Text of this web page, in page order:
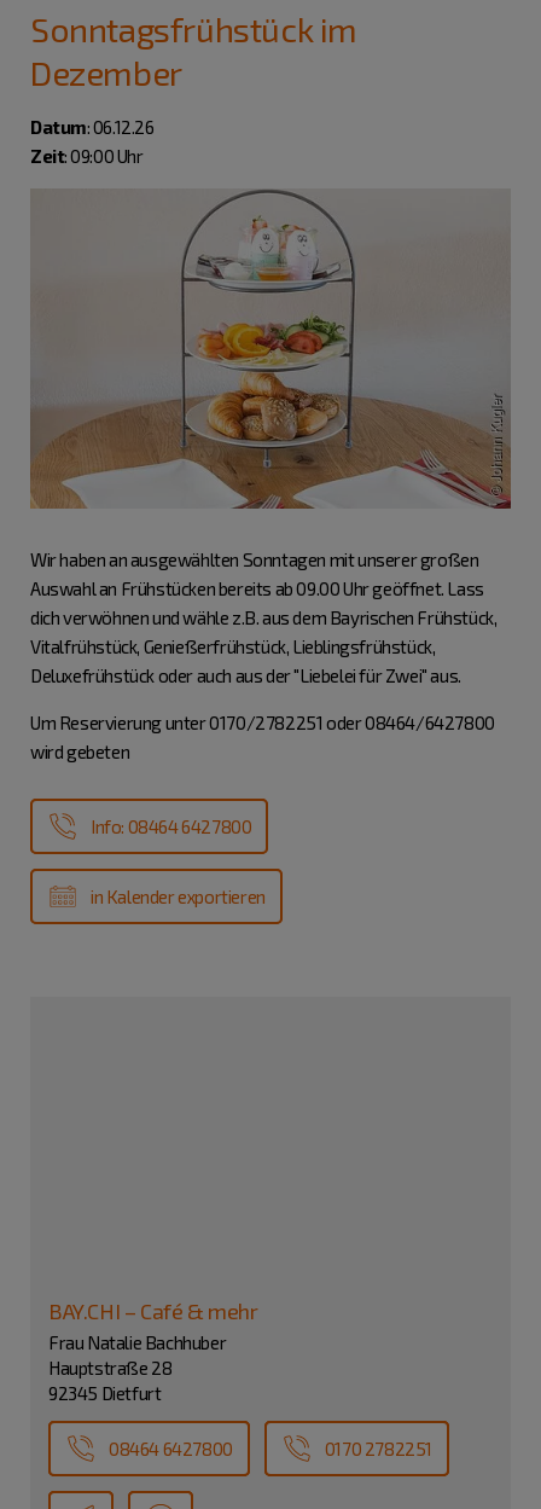
Sonntagsfrühstück im
Dezember
Datum: 06.12.26
Zeit: 09:00 Uhr
Wir haben an ausgewählten Sonntagen mit unserer großen
Auswahl an Frühstücken bereits ab 09.00 Uhr geöffnet. Lass
dich verwöhnen und wähle z.B. aus dem Bayrischen Frühstück,
Vitalfrühstück, Genießerfrühstück, Lieblingsfrühstück,
Deluxefrühstück oder auch aus der "Liebelei für Zwei" aus.
Um Reservierung unter 0170/2782251 oder 08464/6427800
wird gebeten
Info: 08464 6427800
in Kalender exportieren
BAY.CHI – Café & mehr
Frau Natalie Bachhuber
Hauptstraße 28
92345 Dietfurt
08464 6427800 0170 2782251